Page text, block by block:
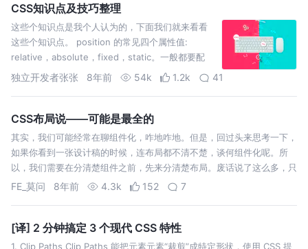
CSS知识点及技巧整理
这些个知识点是我个人认为的，下面我们就来看看
这些个知识点。 position 的常见四个属性值:
relative，absolute，fixed，static。一般都要配
合"left"、"top"、"right" 以及 "bottom" 属性使用。
独立开发者张张 8年前 54k 1.2k 41
CSS布局说——可能是最全的
其实，我们可能经常在聊组件化，咋地咋地。但是，回过头来思考一下，
如果你看到一张设计稿的时候，连布局都不清不楚，谈何组件化呢。所
以，我们需要在分清楚组件之前，先来分清楚布局。废话说了这么多，只
是想告诉你，布局这个东西真的很重要。本篇内容概括了布局的基础+基
FE_莫问 8年前 4.3k 152 7
[译] 2 分钟搞定 3 个现代 CSS 特性
1. Clip Paths Clip Paths 能把元素元素“裁剪”成特定形状，使用 CSS 提